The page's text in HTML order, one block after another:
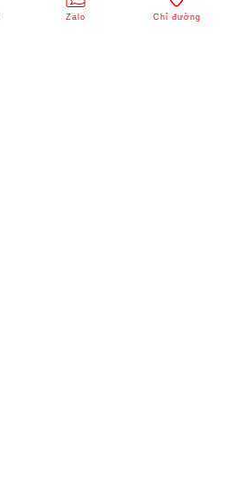
Zalo Chỉ đường